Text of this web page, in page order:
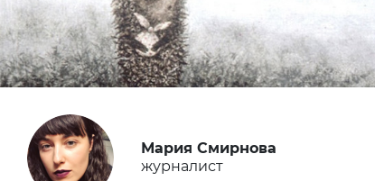
Мария Смирнова
журналист